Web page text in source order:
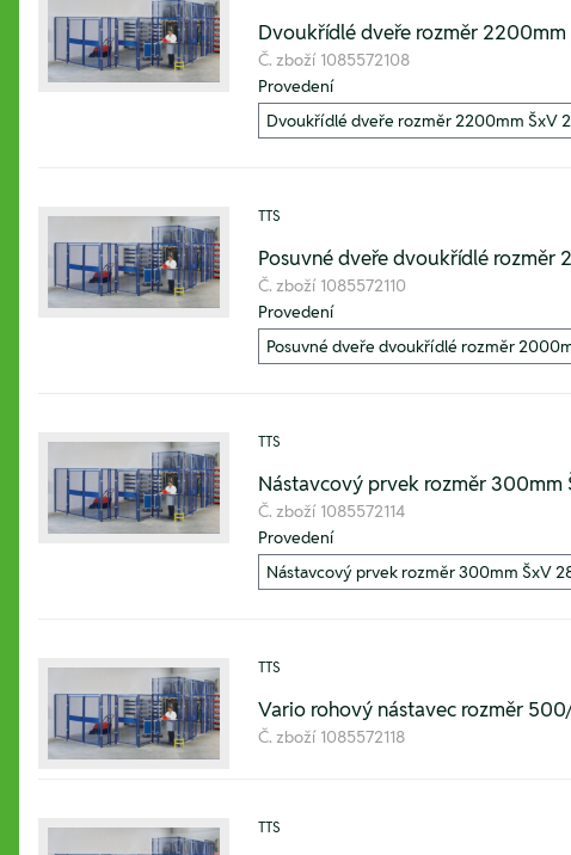
Dvoukřídlé dveře rozměr
Č. zboží 1085572108
Provedení
TTS
Posuvné dveře dvoukřídlé
Č. zboží 1085572110
Provedení
TTS
Nástavcový prvek rozměr
Č. zboží 1085572114
Provedení
TTS
Vario rohový nástavec rozměr
Č. zboží 1085572118
TTS